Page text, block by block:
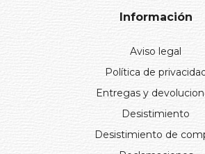
Información
Aviso legal
Política de
Entregas y
Desistimiento
Desistimiento de